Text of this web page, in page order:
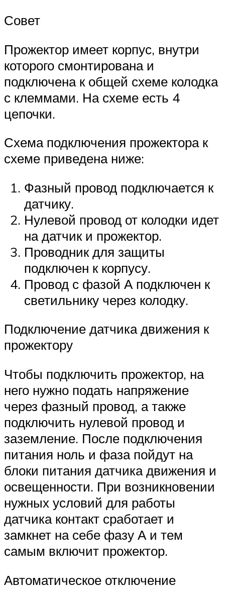
Совет
Прожектор имеет корпус, внутри
которого смонтирована и
подключена к общей схеме колодка
с клеммами. На схеме есть 4
цепочки.
Схема подключения прожектора к
схеме приведена ниже:
Фазный провод подключается к
датчику.
Нулевой провод от колодки идет
на датчик и прожектор.
Проводник для защиты
подключен к корпусу.
Провод с фазой А подключен к
светильнику через колодку.
Подключение датчика движения к
прожектору
Чтобы подключить прожектор, на
него нужно подать напряжение
через фазный провод, а также
подключить нулевой провод и
заземление. После подключения
питания ноль и фаза пойдут на
блоки питания датчика движения и
освещенности. При возникновении
нужных условий для работы
датчика контакт сработает и
замкнет на себе фазу А и тем
самым включит прожектор.
Автоматическое отключение